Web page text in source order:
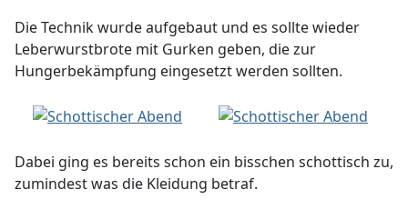
Die Technik wurde aufgebaut und es sollte wieder
Leberwurstbrote mit Gurken geben, die zur
Hungerbekämpfung eingesetzt werden sollten.
Dabei ging es bereits schon ein bisschen schottisch zu,
zumindest was die Kleidung betraf.